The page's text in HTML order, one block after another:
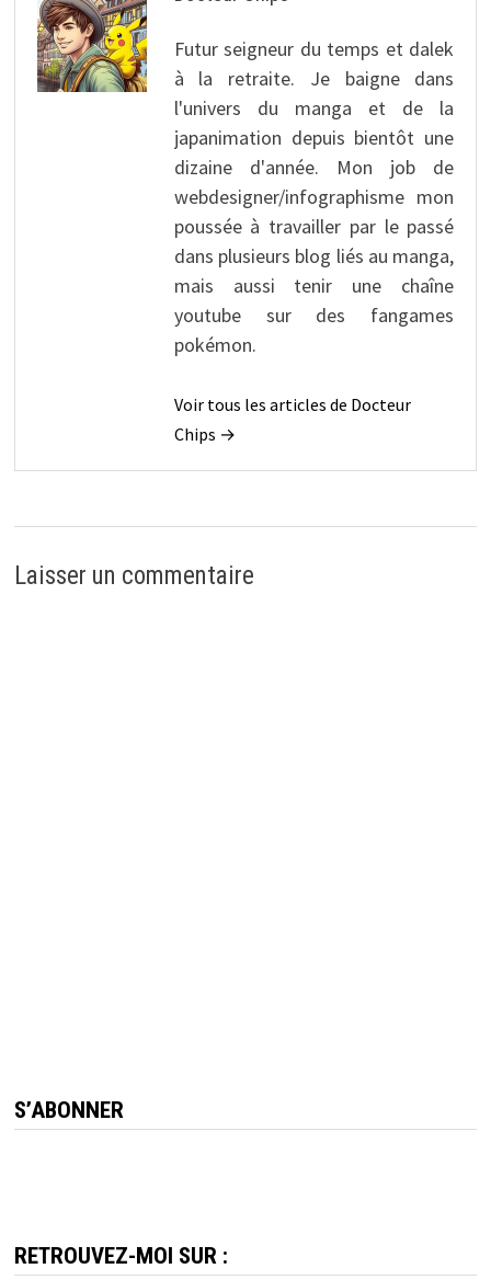
Futur seigneur du temps et dalek
à la retraite. Je baigne dans
l'univers du manga et de la
japanimation depuis bientôt une
dizaine d'année. Mon job de
webdesigner/infographisme mon
poussée à travailler par le passé
dans plusieurs blog liés au manga,
mais aussi tenir une chaîne
youtube sur des fangames
pokémon.
Voir tous les articles de Docteur
Chips →
Laisser un commentaire
S’ABONNER
RETROUVEZ-MOI SUR :